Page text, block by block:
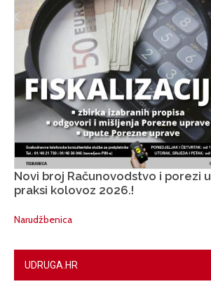
Novi broj Računovodstvo i porezi u
praksi kolovoz 2026.!
Narudžbenica
UDRUGA.HR